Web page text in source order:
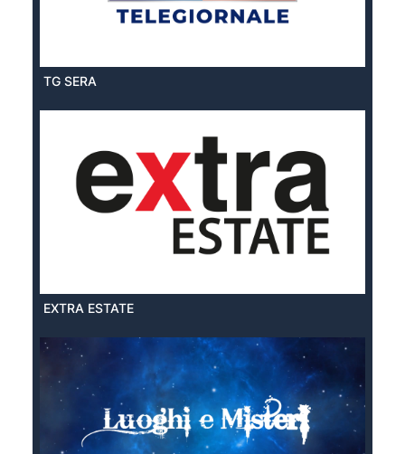
TG SERA
EXTRA ESTATE